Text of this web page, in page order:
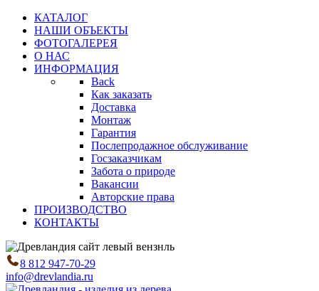
КАТАЛОГ
НАШИ ОБЪЕКТЫ
ФОТОГАЛЕРЕЯ
О НАС
ИНФОРМАЦИЯ
Back
Как заказать
Доставка
Монтаж
Гарантия
Послепродажное обслуживание
Госзаказчикам
Забота о природе
Вакансии
Авторские права
ПРОИЗВОДСТВО
КОНТАКТЫ
8 812 947-70-29
info@drevlandia.ru